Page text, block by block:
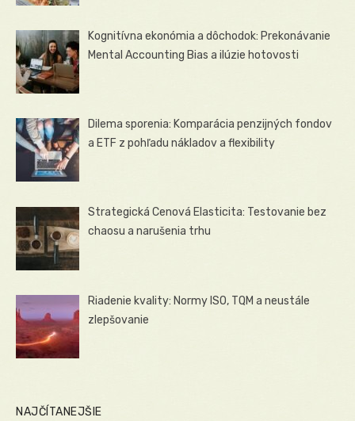
Kognitívna ekonómia a dôchodok: Prekonávanie
Mental Accounting Bias a ilúzie hotovosti
Dilema sporenia: Komparácia penzijných fondov
a ETF z pohľadu nákladov a flexibility
Strategická Cenová Elasticita: Testovanie bez
chaosu a narušenia trhu
Riadenie kvality: Normy ISO, TQM a neustále
zlepšovanie
NAJČÍTANEJŠIE